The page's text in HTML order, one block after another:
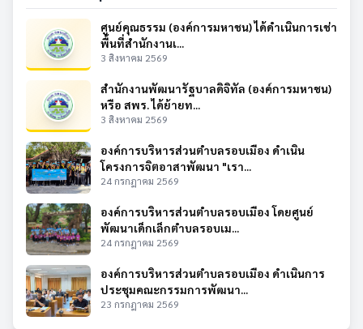
ศูนย์คุณธรรม (องค์การมหาชน) ได้ดำเนินการเช่า
พื้นที่สำนักงานเ...
3 สิงหาคม 2569
สำนักงานพัฒนารัฐบาลดิจิทัล (องค์การมหาชน)
หรือ สพร. ได้ย้ายท...
3 สิงหาคม 2569
องค์การบริหารส่วนตำบลรอบเมือง ดำเนิน
โครงการจิตอาสาพัฒนา "เรา...
24 กรกฎาคม 2569
องค์การบริหารส่วนตำบลรอบเมือง โดยศูนย์
พัฒนาเด็กเล็กตำบลรอบเม...
24 กรกฎาคม 2569
องค์การบริหารส่วนตำบลรอบเมือง ดำเนินการ
ประชุมคณะกรรมการพัฒนา...
23 กรกฎาคม 2569